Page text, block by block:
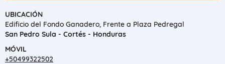
UBICACIÓN
Edificio del Fondo Ganadero, Frente a Plaza Pedregal
San Pedro Sula - Cortés - Honduras
MÓVIL
+50499322502